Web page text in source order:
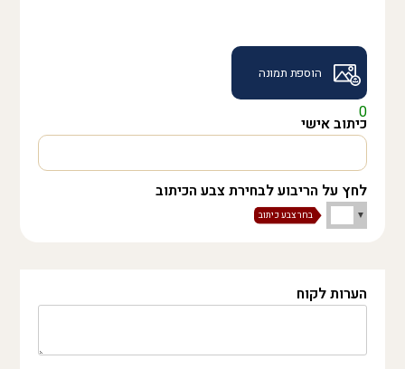
כיתוב אישי
0
לחץ על הריבוע לבחירת צבע הכיתוב
הוספת תמונה
הערות לקוח